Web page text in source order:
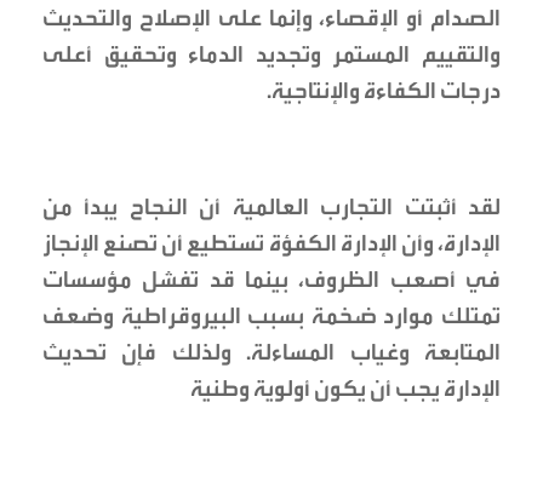
الصدام أو الإقصاء، وإنما على الإصلاح والتحديث
والتقييم المستمر وتجديد الدماء وتحقيق أعلى
درجات الكفاءة والإنتاجية.
لقد أثبتت التجارب العالمية أن النجاح يبدأ من
الإدارة، وأن الإدارة الكفؤة تستطيع أن تصنع الإنجاز
في أصعب الظروف، بينما قد تفشل مؤسسات
تمتلك موارد ضخمة بسبب البيروقراطية وضعف
المتابعة وغياب المساءلة. ولذلك فإن تحديث
الإدارة يجب أن يكون أولوية وطنية